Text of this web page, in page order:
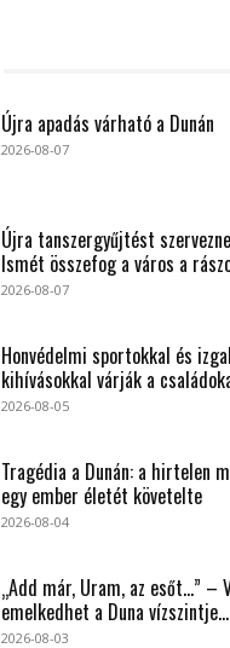
Újra apadás várható a Dunán
2026-08-07
Újra tanszergyűjtést
Ismét összefog a város a
2026-08-07
Honvédelmi sportokkal és
kihívásokkal várják a
2026-08-05
Tragédia a Dunán: a hirtelen
egy ember életét követelte
2026-08-04
„Add már, Uram, az esőt…” –
emelkedhet a Duna vízszintje...
2026-08-03